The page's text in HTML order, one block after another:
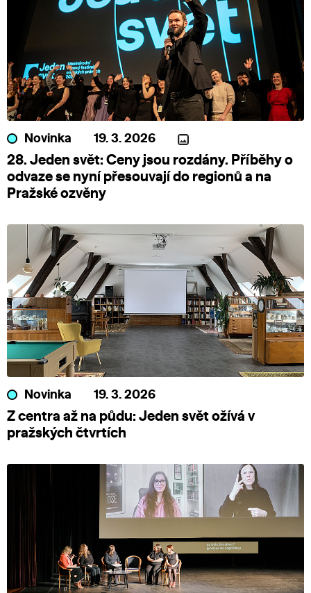
Novinka 19. 3. 2026
28. Jeden svět: Ceny jsou rozdány. Příběhy o
odvaze se nyní přesouvají do regionů a na
Pražské ozvěny
Novinka 19. 3. 2026
Z centra až na půdu: Jeden svět ožívá v
pražských čtvrtích